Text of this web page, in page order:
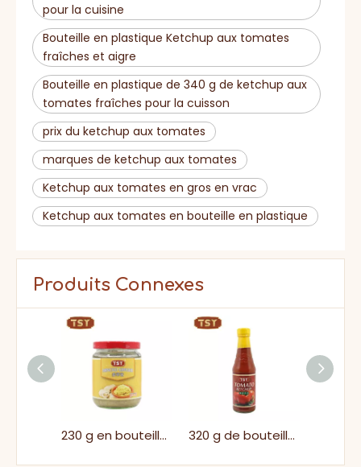
pour la cuisine
Bouteille en plastique Ketchup aux tomates
fraîches et aigre
Bouteille en plastique de 340 g de ketchup aux
tomates fraîches pour la cuisson
prix du ketchup aux tomates
marques de ketchup aux tomates
Ketchup aux tomates en gros en vrac
Ketchup aux tomates en bouteille en plastique
Produits Connexes
230 g en bouteille en boute 320 g de bouteille en verre trempage de tomate savoureuse douce et aigre pour le supermarché